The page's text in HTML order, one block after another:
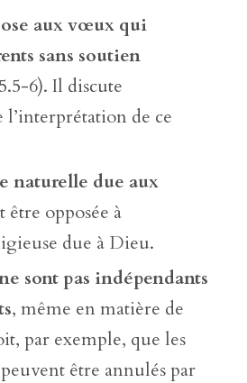
aux vœux qui
sans soutien
6). Il discute
de ce
naturelle due aux
être opposée à
due à Dieu.
sont pas indépendants
, même en matière de
par exemple, que les
être annulés par